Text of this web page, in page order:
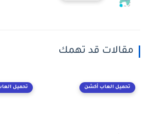
مقالات قد تهمك
تحميل العاب أكشن تحميل